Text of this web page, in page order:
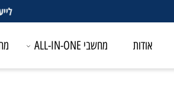
מחשבי ALL-IN-ONE